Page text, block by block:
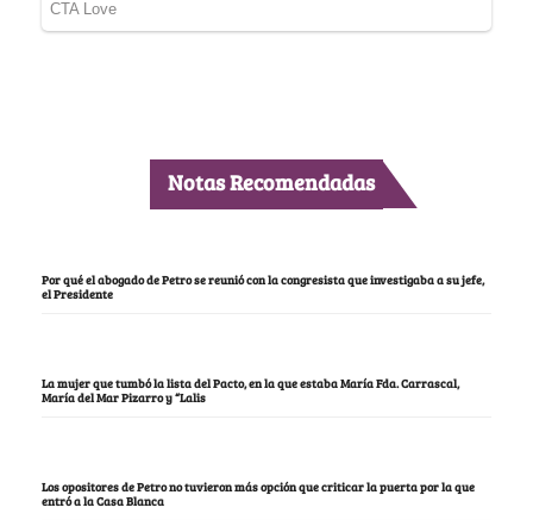
Notas Recomendadas
Por qué el abogado de Petro se reunió con la congresista que investigaba a su jefe,
el Presidente
La mujer que tumbó la lista del Pacto, en la que estaba María Fda. Carrascal,
María del Mar Pizarro y “Lalis
Los opositores de Petro no tuvieron más opción que criticar la puerta por la que
entró a la Casa Blanca